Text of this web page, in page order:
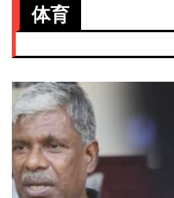
体育